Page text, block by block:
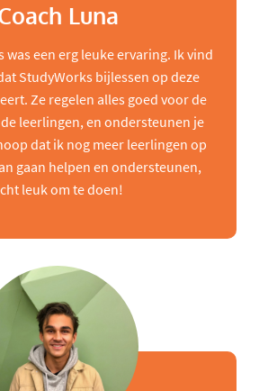
Luna
was een erg leuke ervaring. Ik vind
StudyWorks bijlessen op deze
Ze regelen alles goed voor de
leerlingen, en ondersteunen je
dat ik nog meer leerlingen op
gaan helpen en ondersteunen,
leuk om te doen!